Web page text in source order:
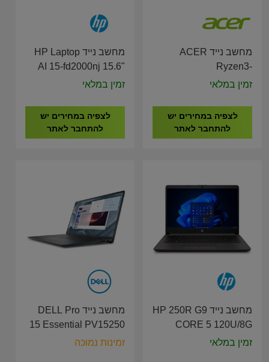
מחשב נייד ACER
Ryzen3-
5400U/8G/512G/15.6"
זמין במלאי
לצפיה במחירים יש
להתחבר לאתר
מחשב נייד HP Laptop
AI 15-fd2000nj 15.6"
Ultra 5-225U/16GB
D16BREA
זמין במלאי
לצפיה במחירים יש
להתחבר לאתר
מחשב נייד HP 250R G9
CORE 5 120U/8G
DDR 4 /512G/15.6"/3Y
זמין במלאי
מחשב נייד DELL Pro
15 Essential PV15250
I5-
זמינות נמוכה